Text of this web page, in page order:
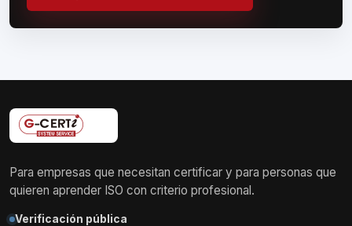
Para empresas que necesitan certificar y para personas que
quieren aprender ISO con criterio profesional.
Verificación pública